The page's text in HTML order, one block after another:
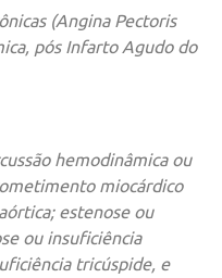
(Angina Pectoris
pós Infarto Agudo do
hemodinâmica ou
miocárdico
estenose ou
ou insuficiência
tricúspide, e